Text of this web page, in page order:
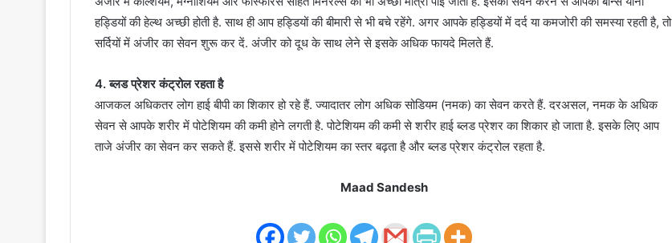
हड्डियों की हेल्थ अच्छी होती है. साथ ही आप हड्डियों की बीमारी से भी बचे रहेंगे. अगर आपके हड्डियों में दर्द या कमजोरी की समस्या रहती है, तो
सर्दियों में अंजीर का सेवन शुरू कर दें. अंजीर को दूध के साथ लेने से इसके अधिक फायदे मिलते हैं.
4. ब्लड प्रेशर कंट्रोल रहता है
आजकल अधिकतर लोग हाई बीपी का शिकार हो रहे हैं. ज्यादातर लोग अधिक सोडियम (नमक) का सेवन करते हैं. दरअसल, नमक के अधिक
सेवन से आपके शरीर में पोटेशियम की कमी होने लगती है. पोटेशियम की कमी से शरीर हाई ब्लड प्रेशर का शिकार हो जाता है. इसके लिए आप
ताजे अंजीर का सेवन कर सकते हैं. इससे शरीर में पोटेशियम का स्तर बढ़ता है और ब्लड प्रेशर कंट्रोल रहता है.
Maad Sandesh